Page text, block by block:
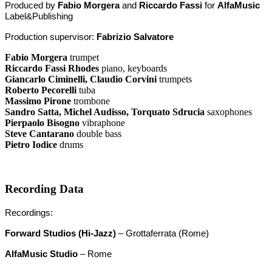
Produced by Fabio Morgeraand Riccardo Fassi for AlfaMusic
Label&Publishing
Production supervisor: Fabrizio Salvatore
Fabio Morgera trumpet
Riccardo Fassi Rhodes piano, keyboards
Giancarlo Ciminelli, Claudio Corvinitrumpets
Roberto Pecorellituba
Massimo Pirone trombone
Sandro Satta, Michel Audisso, Torquato Sdrucia saxophones
Pierpaolo Bisogno vibraphone
Steve Cantarano double bass
Pietro Iodice drums
Recording Data
Recordings:
Forward Studios (Hi-Jazz) – Grottaferrata (Rome)
AlfaMusic Studio – Rome